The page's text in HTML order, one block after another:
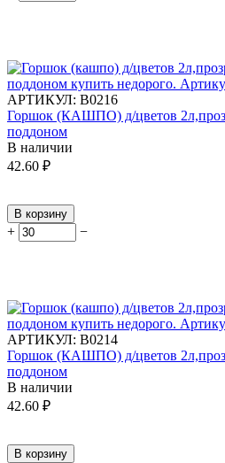
АРТИКУЛ: В0216
Горшок (КАШПО) д/цветов
поддоном
В наличии
42.60 ₽
В корзину
+ −
АРТИКУЛ: В0214
Горшок (КАШПО) д/цветов
поддоном
В наличии
42.60 ₽
В корзину